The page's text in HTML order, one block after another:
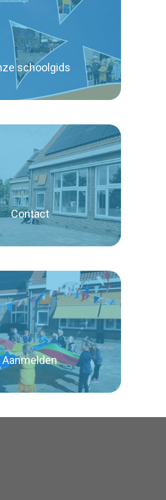
schoolgids
Lees verder
Contact
Lees verder
Aanmelden